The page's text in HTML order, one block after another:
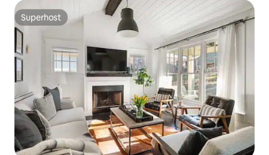
Superhost
Superhost